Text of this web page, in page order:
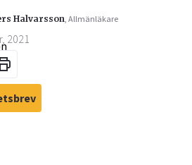
Halvarsson, Allmänläkare
2021